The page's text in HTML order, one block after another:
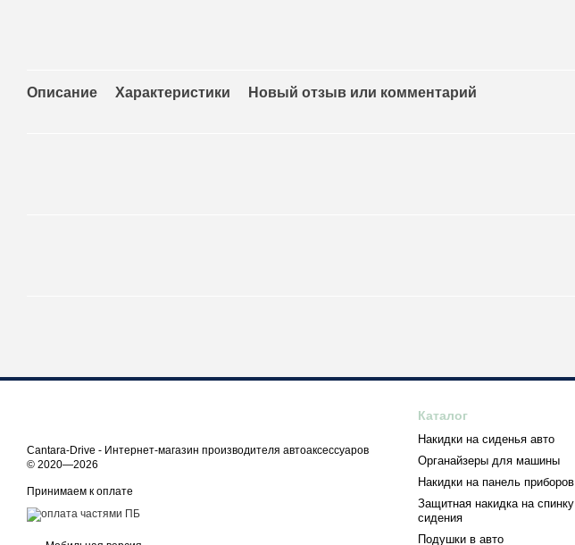
Описание Характеристики Новый отзыв или комментарий
Cantara-Drive - Интернет-магазин производителя автоаксессуаров
© 2020—2026
Принимаем к оплате
Каталог
Накидки на сиденья авто
Органайзеры для машины
Накидки на панель приборов
Защитная накидка на спинку
сидения
Подушки в авто